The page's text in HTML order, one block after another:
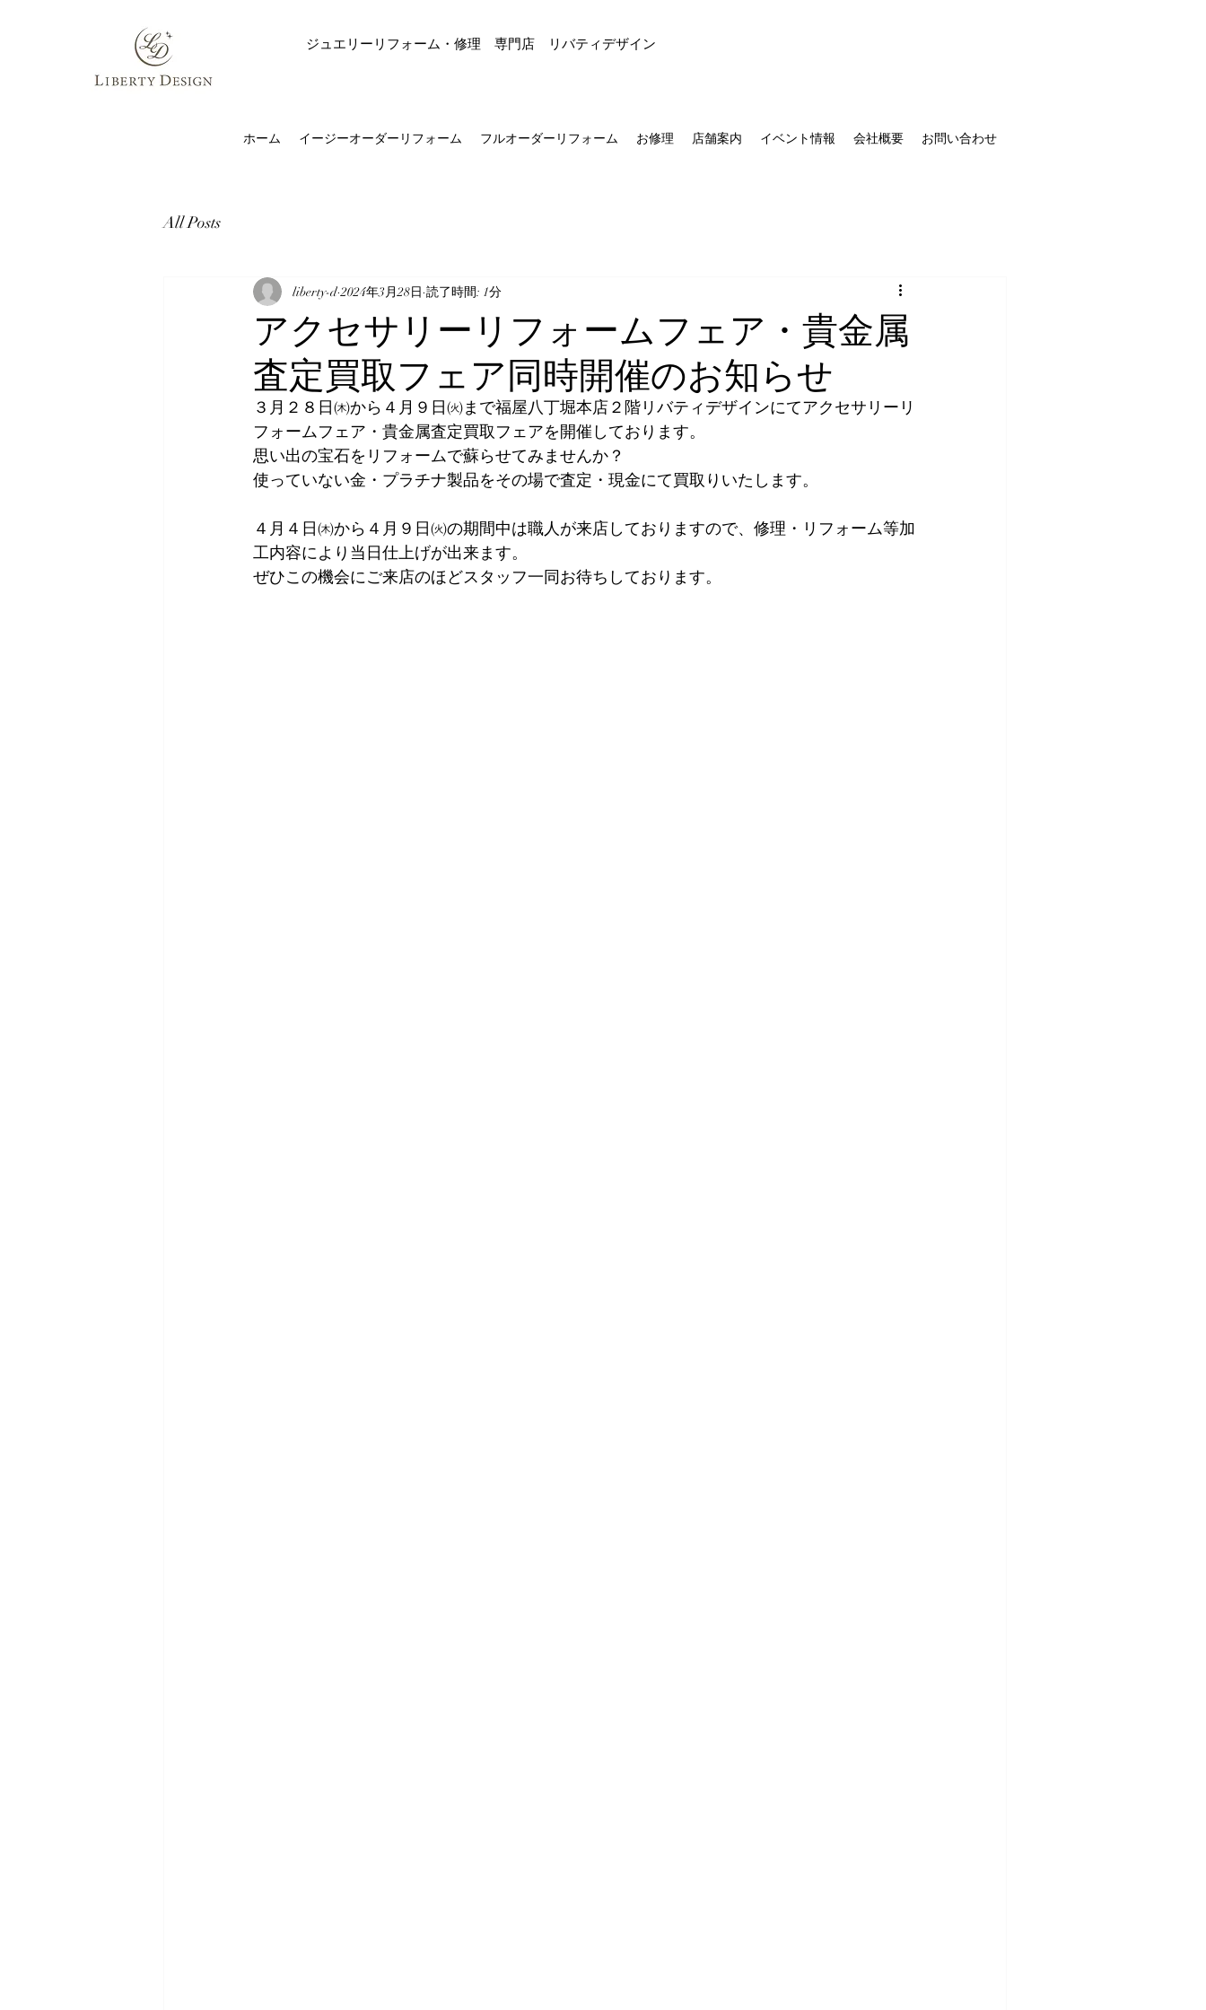
ジュエリーリフォーム・修理 専門店 リバティデザイン
ホーム イージーオーダーリフォーム フルオーダーリフォーム お修理 店舗案内 イベント情報 会社概要 お問い合わせ
All Posts
アクセサリーリフォームフェア・貴金属
査定買取フェア同時開催のお知らせ
liberty-d 2024年3月28日 読了時間: 1分
３月２８日㈭から４月９日㈫まで福屋八丁堀本店２階リバティデザインにてアクセサリーリ
フォームフェア・貴金属査定買取フェアを開催しております。
思い出の宝石をリフォームで蘇らせてみませんか？
使っていない金・プラチナ製品をその場で査定・現金にて買取りいたします。
４月４日㈭から４月９日㈫の期間中は職人が来店しておりますので、修理・リフォーム等加
工内容により当日仕上げが出来ます。
ぜひこの機会にご来店のほどスタッフ一同お待ちしております。